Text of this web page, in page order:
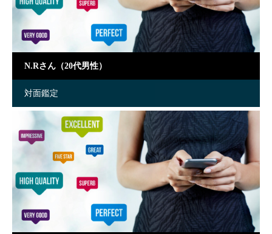
N.Rさん（20代男性）
対面鑑定